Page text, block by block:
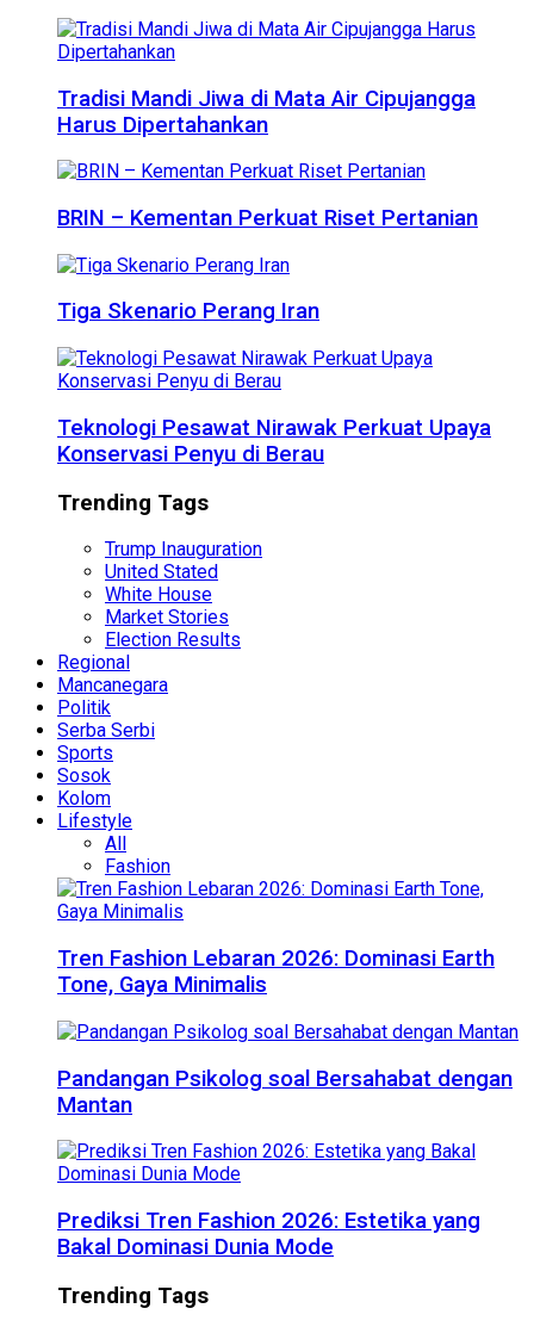
Tradisi Mandi Jiwa di Mata Air Cipujangga
Harus Dipertahankan
BRIN – Kementan Perkuat Riset Pertanian
Tiga Skenario Perang Iran
Teknologi Pesawat Nirawak Perkuat Upaya
Konservasi Penyu di Berau
Trending Tags
Trump Inauguration
United Stated
White House
Market Stories
Election Results
Regional
Mancanegara
Politik
Serba Serbi
Sports
Sosok
Kolom
Lifestyle
All
Fashion
Tren Fashion Lebaran 2026: Dominasi Earth
Tone, Gaya Minimalis
Pandangan Psikolog soal Bersahabat dengan
Mantan
Prediksi Tren Fashion 2026: Estetika yang
Bakal Dominasi Dunia Mode
Trending Tags